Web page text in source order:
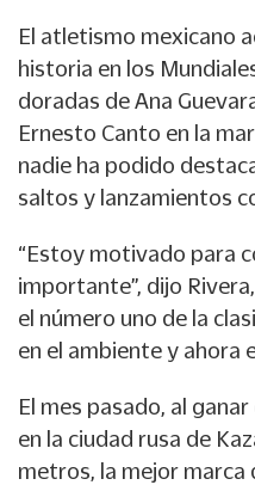
El atletismo mexicano
historia en los
doradas de Ana
Ernesto Canto en la
nadie ha podido
saltos y lanzamientos
“Estoy motivado para
importante”, dijo
el número uno de la
en el ambiente y ahora
El mes pasado, al
en la ciudad rusa de
metros, la mejor marca